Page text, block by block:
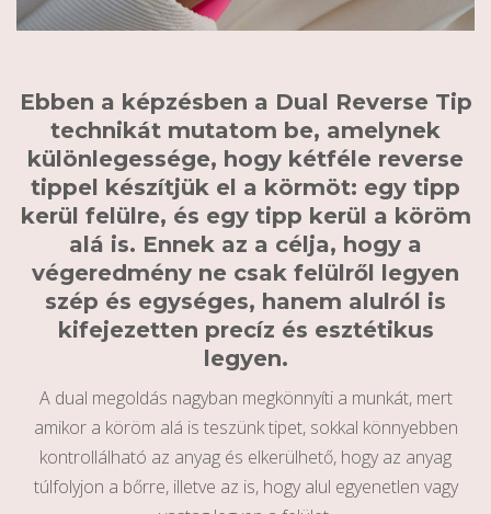
Ebben a képzésben a Dual Reverse Tip
technikát mutatom be, amelynek
különlegessége, hogy kétféle reverse
tippel készítjük el a körmöt: egy tipp
kerül felülre, és egy tipp kerül a köröm
alá is. Ennek az a célja, hogy a
végeredmény ne csak felülről legyen
szép és egységes, hanem alulról is
kifejezetten precíz és esztétikus
legyen.
A dual megoldás nagyban megkönnyíti a munkát, mert
amikor a köröm alá is teszünk tipet, sokkal könnyebben
kontrollálható az anyag és elkerülhető, hogy az anyag
túlfolyjon a bőrre, illetve az is, hogy alul egyenetlen vagy